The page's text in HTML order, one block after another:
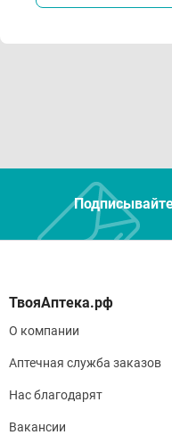
О компании
Аптечная служба заказов
Нас благодарят
Вакансии